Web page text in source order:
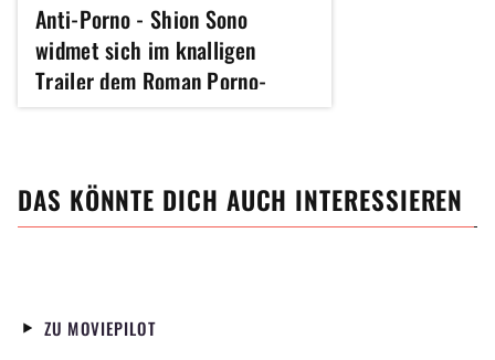
Anti-Porno - Shion Sono
widmet sich im knalligen
Trailer dem Roman Porno-
Genre
DAS KÖNNTE DICH AUCH INTERESSIEREN
ZU MOVIEPILOT